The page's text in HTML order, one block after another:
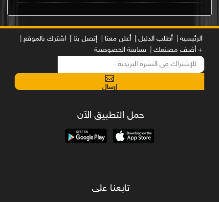
الرئيسية | أطلب الدليل | أعلن معنا | إتصل بنا |
اشترك بالموقع |
+ أضف مصنعك |
سياسة الخصوصية
إرسال
حمل التطبيق الآن
تابعنا على